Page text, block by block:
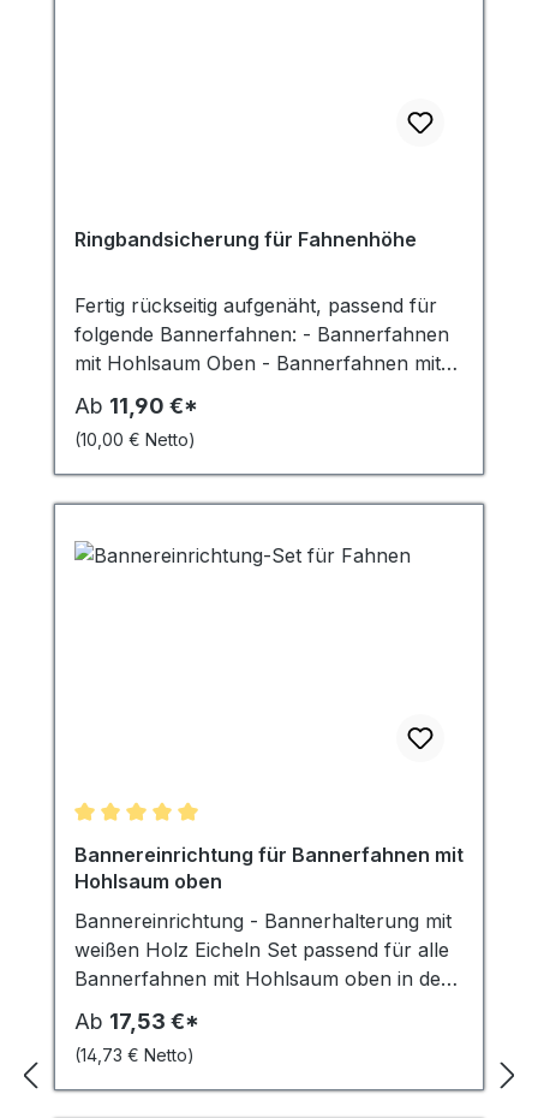
Ringbandsicherung für Fahnenhöhe
Fertig rückseitig aufgenäht, passend für
folgende Bannerfahnen: - Bannerfahnen
mit Hohlsaum Oben - Bannerfahnen mit
Hohlsaum Oben / Unten Die
Ringbandsicherung wird Mittig und
Rückseitig aufgenäht um ein Aufwehen zu
verhindern. 4 cm breit alle 21,5 cm ein
Metall-Ring Bitte wählen Sie die
Fahnenhöhe und die Anzahl der Fahnen
aus. Der Artikel ist nur in Verbindung mit
Ab 11,90 €*
(10,00 € Netto)
Durchschnittliche Bewertung von 5 von 5 Sternen
Bannereinrichtung für Bannerfahnen mit
Hohlsaum oben
Bannereinrichtung - Bannerhalterung mit
weißen Holz Eicheln Set passend für alle
Bannerfahnen mit Hohlsaum oben in den
Breiten 80 cm, 100 cm, 120 cm, 150 cm,
200 cm. Das Set beinhaltet einen Holzstab
Ø 28 mm, beidseitig mit zwei
Abschlusseicheln aus weiß lackiertem
Ab 17,53 €*
(14,73 € Netto)